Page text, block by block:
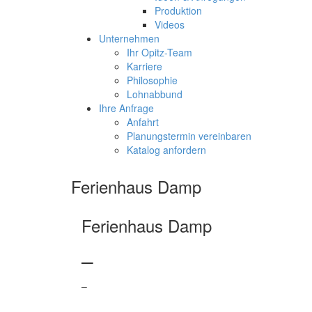
Produktion
Videos
Unternehmen
Ihr Opitz-Team
Karriere
Philosophie
Lohnabbund
Ihre Anfrage
Anfahrt
Planungstermin vereinbaren
Katalog anfordern
Ferienhaus Damp
Ferienhaus Damp
–
–